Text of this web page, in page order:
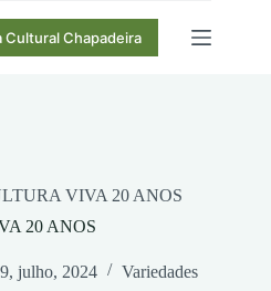
Cultural Chapadeira
VIVA 20 ANOS
20 ANOS
9, julho, 2024 Variedades